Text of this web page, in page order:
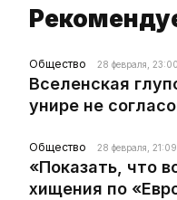
Общество 28 февраля, 23:00
Вселенская
унире не
Общество 28 февраля, 21:09
«Показать, что
хищения по